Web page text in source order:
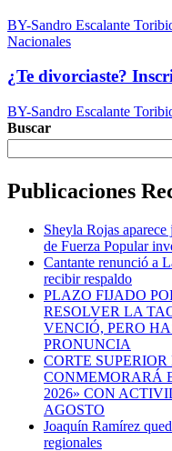
BY-Sandro Escalante
Nacionales
¿Te divorciaste?
BY-Sandro Escalante
Buscar
Publicaciones
Sheyla Rojas
de Fuerza Popular
Cantante renunció a
recibir respaldo
PLAZO FIJADO
RESOLVER LA
VENCIÓ, PERO
PRONUNCIA
CORTE
CONMEMORARÁ
2026» CON
AGOSTO
Joaquín Ramírez
regionales